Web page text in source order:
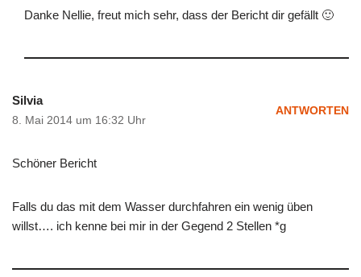
Danke Nellie, freut mich sehr, dass der Bericht dir gefällt 🙂
Silvia
8. Mai 2014 um 16:32 Uhr
ANTWORTEN
Schöner Bericht
Falls du das mit dem Wasser durchfahren ein wenig üben
willst…. ich kenne bei mir in der Gegend 2 Stellen *g